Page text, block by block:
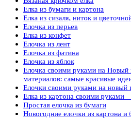
Елка из бумаги и картона
Елка из сизаля, ниток и
Елочка из перьев
Елка из конфет
Елочка из лент
Елочка из фатина
Елочка из яблок
Елочка своими руками на Новый
материалов: самые красивые
Елочки своими руками на новый
Елка из картона своими руками
Простая елочка из бумаги
Новогодние елочки из картона и